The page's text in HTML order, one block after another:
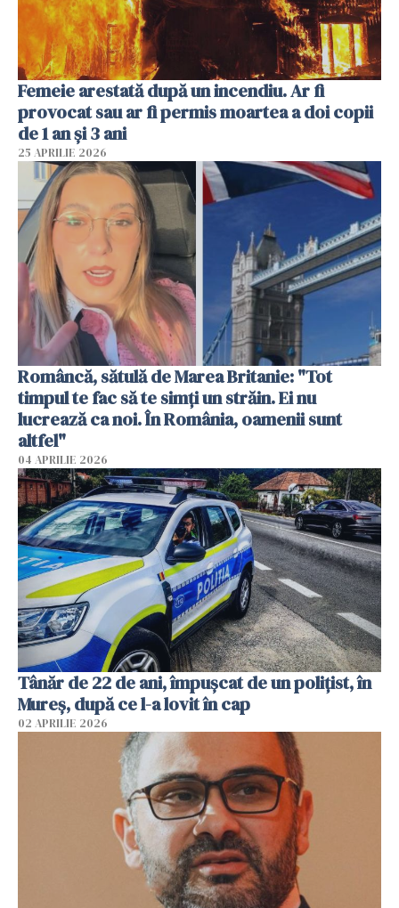
Femeie arestată după un incendiu. Ar fi
provocat sau ar fi permis moartea a doi copii
de 1 an și 3 ani
25 APRILIE 2026
Româncă, sătulă de Marea Britanie: "Tot
timpul te fac să te simți un străin. Ei nu
lucrează ca noi. În România, oamenii sunt
altfel"
04 APRILIE 2026
Tânăr de 22 de ani, împușcat de un polițist, în
Mureș, după ce l-a lovit în cap
02 APRILIE 2026